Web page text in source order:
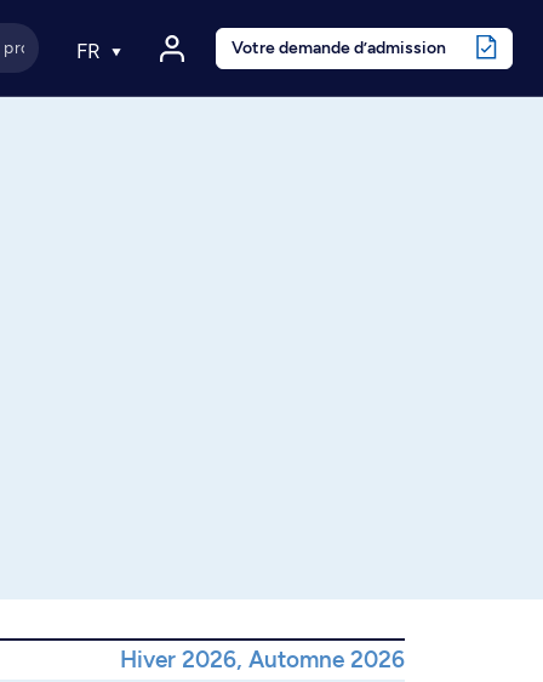
FR Votre demande d’admission
Hiver 2026, Automne 2026